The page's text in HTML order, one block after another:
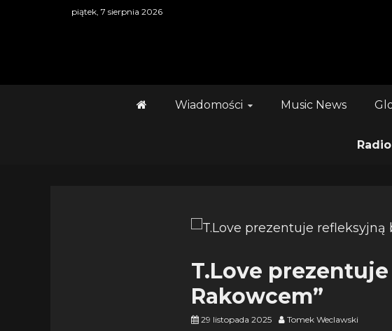
piątek, 7 sierpnia 2026
Wiadomości Music News
T.Love
Rakowcem”
29 listopada 2025 Tomek Weclawski